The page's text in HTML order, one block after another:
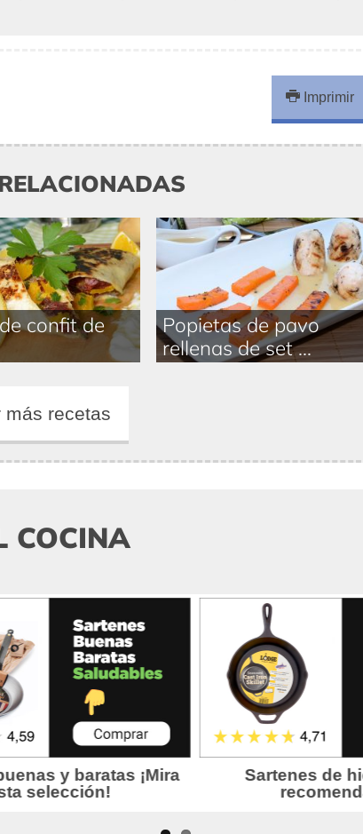
Imprimir
confit de
Popietas de pavo
rellenas de set ...
más recetas
COCINA